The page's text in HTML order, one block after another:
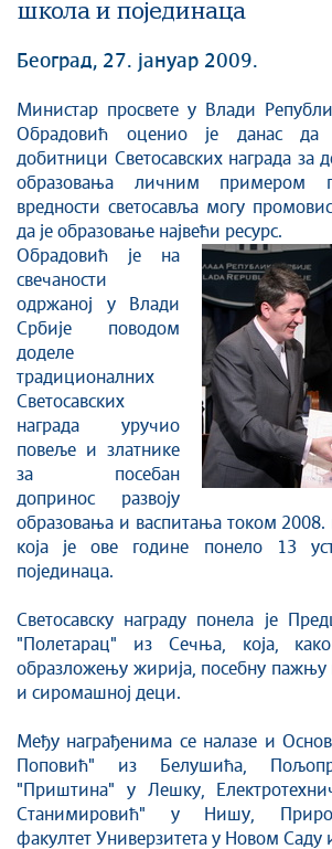
Политика
Стоп корупцији
Култура и вера
Спорт
Конференције за новинаре
Интервјуи
Линкови
Издвојене теме
COVID-19 - архива
школа и појединаца
Београд, 27. јануар 2009.
Министар просвете у Влади
Обрадовић оценио је данас да
добитници Светосавских награда за
образовања личним примером
вредности светосавља могу
да је образовање највећи ресурс.
Обрадовић је на
свечаности
одржаној у Влади
Србије поводом
доделе
традиционалних
Светосавских
награда уручио
повеље и златнике
за посебан
допринос развоју
образовања и васпитања током 2008.
која је ове године понело 13
појединаца.
Светосавску награду понела је
"Полетарац" из Сечња, која,
образложењу жирија, посебну пажњу
и сиромашној деци.
Међу награђенима се налазе и
Поповић" из Белушића,
"Приштина" у Лешку,
Станимировић" у Нишу,
факултет Универзитета у Новом